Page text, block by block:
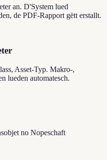
an. D'System lued
de PDF-Rapport gëtt erstallt.
Asset-Typ. Makro-,
lueden automatesch.
no Nopeschaft